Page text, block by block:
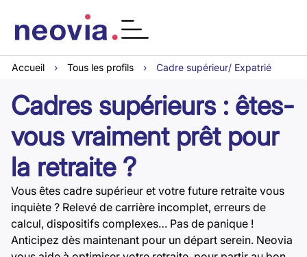
Accueil › Tous les profils › Cadre supérieur/ Expatrié
Cadres supérieurs : êtes-
vous vraiment prêt pour
la retraite ?
Vous êtes cadre supérieur et votre future retraite vous
inquiète ? Relevé de carrière incomplet, erreurs de
calcul, dispositifs complexes… Pas de panique !
Anticipez dès maintenant pour un départ serein. Neovia